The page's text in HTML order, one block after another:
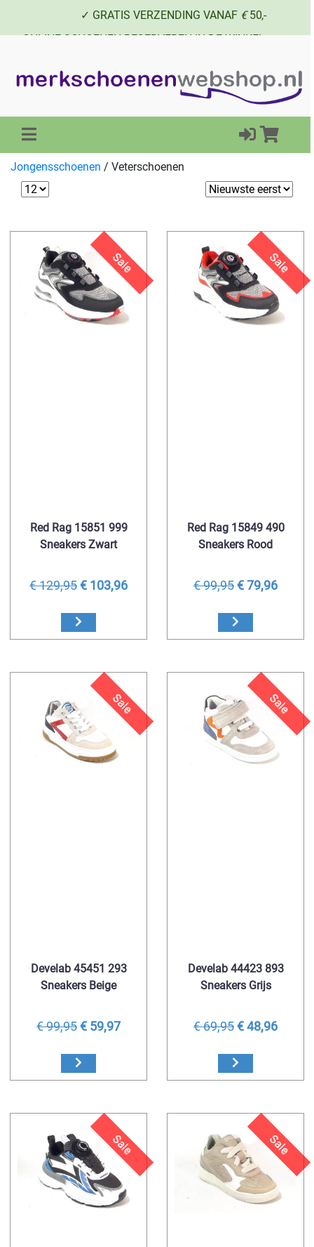
✓ GRATIS VERZENDING VANAF €50,-
✓ ONLINE SCHOENEN RESERVEREN IN DE WINKEL
Jongensschoenen / Veterschoenen
Sale
Red Rag 15851 999
Sneakers Zwart
€ 129,95€ 103,96
Sale
Red Rag 15849 490
Sneakers Rood
€ 99,95€ 79,96
Sale
Develab 45451 293
Sneakers Beige
€ 99,95€ 59,97
Sale
Develab 44423 893
Sneakers Grijs
€ 69,95€ 48,96
Sale Sale